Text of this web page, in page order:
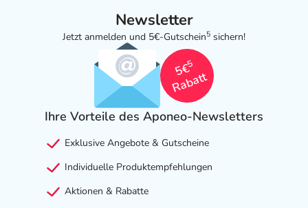
Newsletter
Jetzt anmelden und 5€-Gutschein5 sichern!
5€
5
Rabatt
Ihre Vorteile des Aponeo-Newsletters
Exklusive Angebote & Gutscheine
Individuelle Produktempfehlungen
Aktionen & Rabatte